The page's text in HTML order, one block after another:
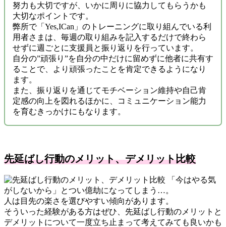
努力も大切ですが、いかに周りに協力してもらうかも
大切なポイントです。
弊所で「Yes,ICan」のトレーニングに取り組んでいる利
用者さまは、毎週の取り組みを記入するだけで終わら
せずに週ごとに支援員と振り返りを行っています。
自分の”頑張り”を自分の中だけに留めずに他者に共有す
ることで、より頑張ったことを肯定できるようになり
ます。
また、振り返りを通じてモチベーション維持や自己肯
定感の向上を図れるほかに、コミュニケーション能力
を育むきっかけにもなります。
先延ばし行動のメリット、デメリット比較
「今はやる気
がしないから」とつい億劫になってしまう…。
人は目先の楽さを選びやすい傾向があります。
そういった経験がある方はぜひ、先延ばし行動のメリットと
デメリットについて一度立ち止まって考えてみても良いかも